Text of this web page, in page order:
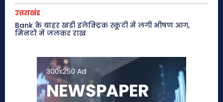
उत्तराखंड
Bank के बाहर खड़ी इलेक्ट्रिक स्कूटी में लगी भीषण आग,
मिनटों में जलकर राख